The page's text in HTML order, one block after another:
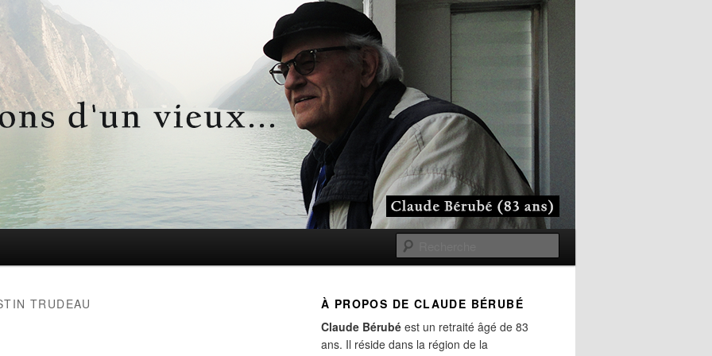
vieux…
TRUDEAU
À PROPOS DE CLAUDE BÉRUBÉ
Claude Bérubé est un retraité âgé de 83
ans. Il réside dans la région de la